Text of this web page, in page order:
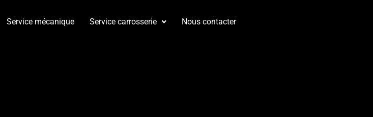
Service mécanique Service carrosserie Nous contacter